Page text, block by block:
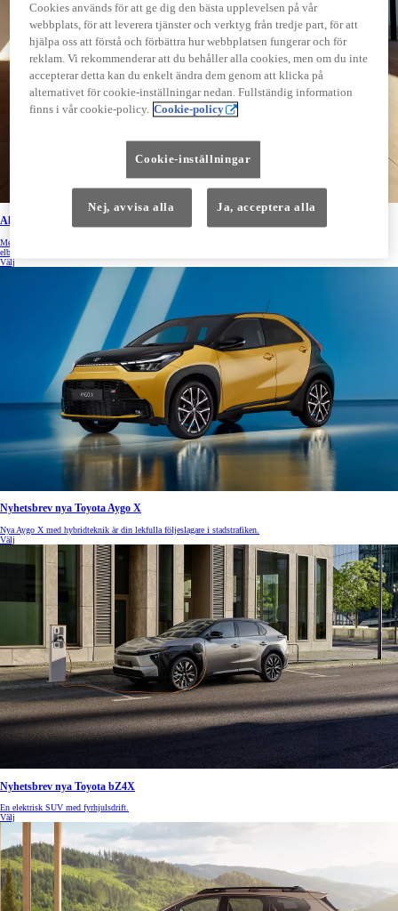
Allt om elbil från Toyota
Med vårt nyhetsbrev för allt om elbil med Toyota får ta del av nyheter, tips och erbjudanden om våra nya
elbilar, laddboxar, räckvidd, körtips, laddnätverk och mycket mer.
Välj
Nyhetsbrev nya Toyota Aygo X
Nya Aygo X med hybridteknik är din lekfulla följeslagare i stadstrafiken.
Välj
Nyhetsbrev nya Toyota bZ4X
En elektrisk SUV med fyrhjulsdrift.
Välj
Cookies används för att ge dig den bästa upplevelsen på vår
webbplats, för att leverera tjänster och verktyg från tredje part, för att
hjälpa oss att förstå och förbättra hur webbplatsen fungerar och för
reklam. Vi rekommenderar att du behåller alla cookies, men om du inte
accepterar detta kan du enkelt ändra dem genom att klicka på
alternativet för cookie-inställningar nedan. Fullständig information
finns i vår cookie-policy. Cookie-policy
Cookie-inställningar
Nej, avvisa alla Ja, acceptera alla